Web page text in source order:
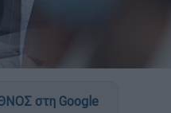
στη Google